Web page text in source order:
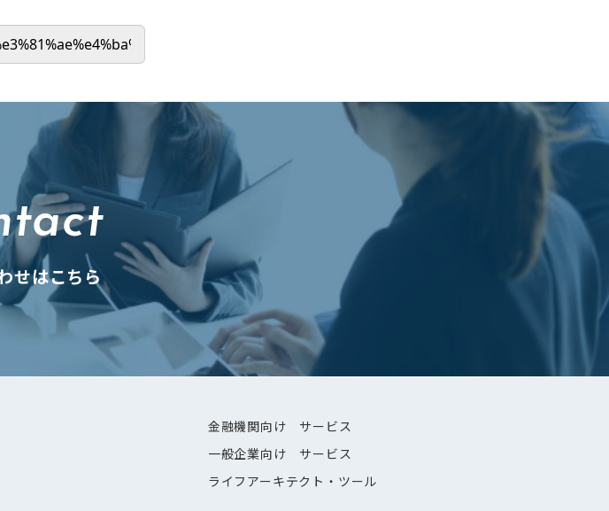
せはこちら
金融機関向け サービス
一般企業向け サービス
ライフアーキテクト・ツール